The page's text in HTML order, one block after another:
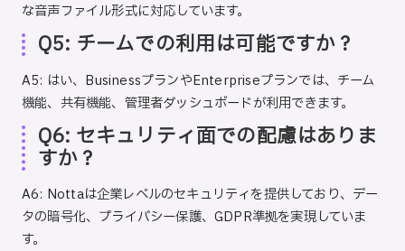
な音声ファイル形式に対応しています。
Q5: チームでの利用は可能ですか？
A5: はい、BusinessプランやEnterpriseプランでは、チーム
機能、共有機能、管理者ダッシュボードが利用できます。
Q6: セキュリティ面での配慮はありま
すか？
A6: Nottaは企業レベルのセキュリティを提供しており、デー
タの暗号化、プライバシー保護、GDPR準拠を実現していま
す。